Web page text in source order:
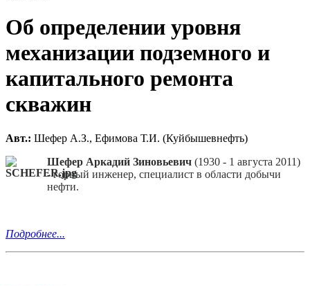
Об определении уровня
механизации подземного и
капитального ремонта
скважин
Авт.: Шефер А.З., Ефимова Т.И. (Куйбышевнефть)
Шефер Аркадий Зиновьевич (1930 - 1 августа 2011)
- горный инженер, специалист в области добычи
нефти.
Подробнее...